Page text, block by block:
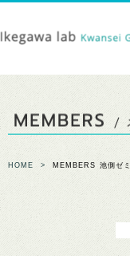
HOME > MEMBERS 池側ゼミ